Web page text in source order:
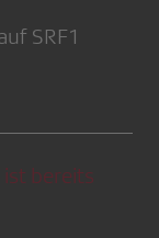
SRF1
bereits